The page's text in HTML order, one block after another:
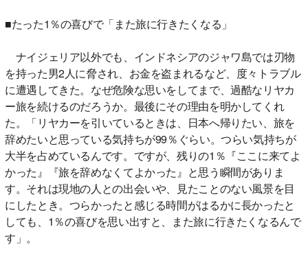
■たった1％の喜びで「また旅に行きたくなる」
ナイジェリア以外でも、インドネシアのジャワ島では刃物
を持った男2人に脅され、お金を盗まれるなど、度々トラブル
に遭遇してきた。なぜ危険な思いをしてまで、過酷なリヤカ
ー旅を続けるのだろうか。最後にその理由を明かしてくれ
た。「リヤカーを引いているときは、日本へ帰りたい、旅を
辞めたいと思っている気持ちが99％ぐらい。つらい気持ちが
大半を占めているんです。ですが、残りの1％『ここに来てよ
かった』『旅を辞めなくてよかった』と思う瞬間がありま
す。それは現地の人との出会いや、見たことのない風景を目
にしたとき。つらかったと感じる時間がはるかに長かったと
しても、1％の喜びを思い出すと、また旅に行きたくなるんで
す」。